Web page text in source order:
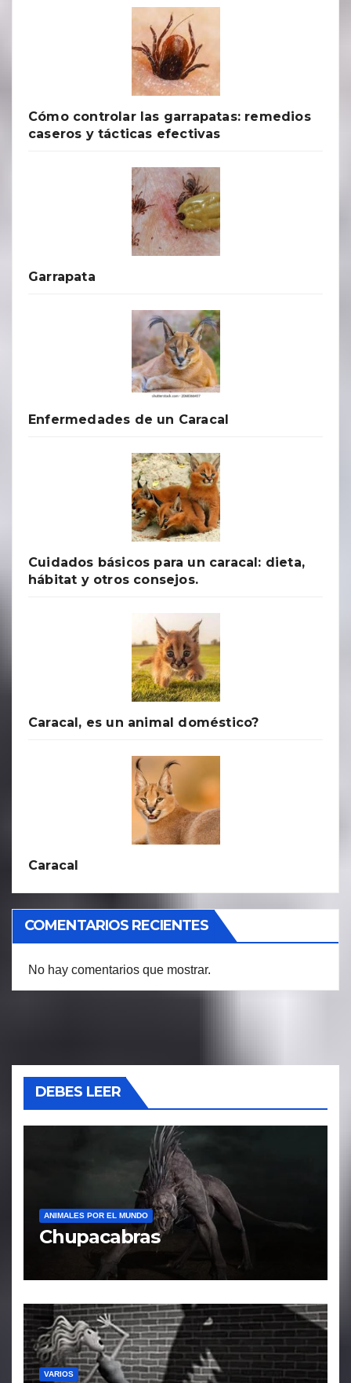
Cómo controlar las garrapatas: remedios
caseros y tácticas efectivas
Garrapata
Enfermedades de un Caracal
Cuidados básicos para un caracal: dieta,
hábitat y otros consejos.
Caracal, es un animal doméstico?
Caracal
COMENTARIOS RECIENTES
No hay comentarios que mostrar.
DEBES LEER
ANIMALES POR EL MUNDO
Chupacabras
VARIOS